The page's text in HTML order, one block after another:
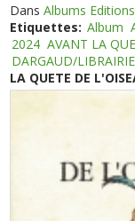
DansAlbums
Etiquettes: Album
2024 AVANT LA
DARGAUD/
LA QUETE DE